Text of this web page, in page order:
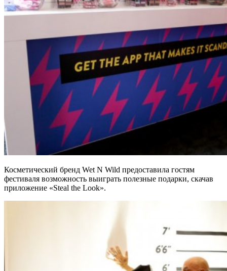
Косметический бренд Wet N Wild предоставила гостям
фестиваля возможность выиграть полезные подарки, скачав
приложение «Steal the Look».